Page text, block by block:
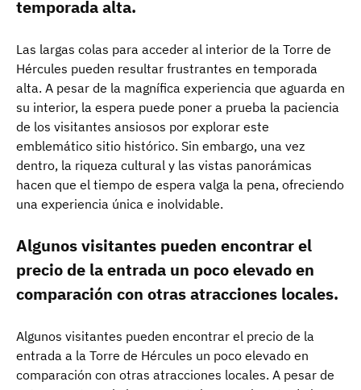
temporada alta.
Las largas colas para acceder al interior de la Torre de
Hércules pueden resultar frustrantes en temporada
alta. A pesar de la magnífica experiencia que aguarda en
su interior, la espera puede poner a prueba la paciencia
de los visitantes ansiosos por explorar este
emblemático sitio histórico. Sin embargo, una vez
dentro, la riqueza cultural y las vistas panorámicas
hacen que el tiempo de espera valga la pena, ofreciendo
una experiencia única e inolvidable.
Algunos visitantes pueden encontrar el
precio de la entrada un poco elevado en
comparación con otras atracciones locales.
Algunos visitantes pueden encontrar el precio de la
entrada a la Torre de Hércules un poco elevado en
comparación con otras atracciones locales. A pesar de